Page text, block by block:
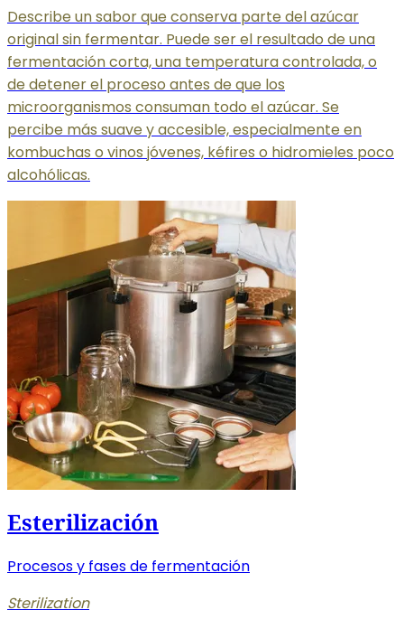
Describe un sabor que conserva parte del azúcar
original sin fermentar. Puede ser el resultado de una
fermentación corta, una temperatura controlada, o
de detener el proceso antes de que los
microorganismos consuman todo el azúcar. Se
percibe más suave y accesible, especialmente en
kombuchas o vinos jóvenes, kéfires o hidromieles poco
alcohólicas.
Esterilización
Procesos y fases de fermentación
Sterilization